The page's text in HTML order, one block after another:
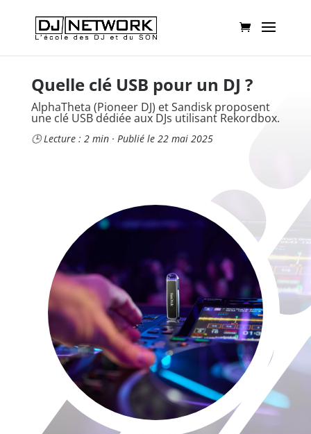
Quelle clé USB pour un DJ ?
AlphaTheta (Pioneer DJ) et Sandisk proposent
une clé USB dédiée aux DJs utilisant Rekordbox.
🕒 Lecture : 2 min · Publié le 22 mai 2025